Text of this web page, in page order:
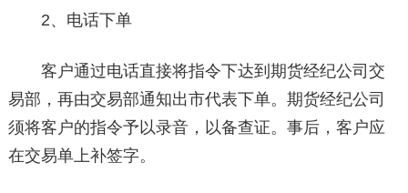
2、电话下单
客户通过电话直接将指令下达到期货经纪公司交
易部，再由交易部通知出市代表下单。期货经纪公司
须将客户的指令予以录音，以备查证。事后，客户应
在交易单上补签字。